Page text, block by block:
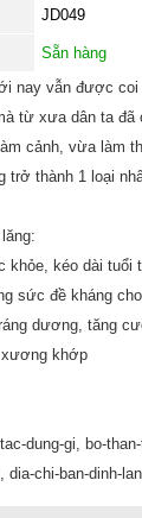
JD049
Sẵn hàng
nay vẫn được
từ xưa dân ta đã
cảnh, vừa làm
trở thành 1 loại
khỏe, kéo dài tuổi
sức đề kháng
dương, tăng
xương khớp
dung-gi, bo-
dia-chi-ban-dinh-